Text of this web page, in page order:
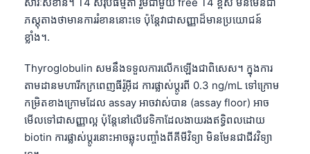
ភស្តុតាងថាមានការរំខាននោះទេ ប៉ុន្តែវាជាសញ្ញាដ៏មានប្រយោជន៍
ខ្លាំង។.
Thyroglobulin សមនឹងទទួលការលើកឡើងជាពិសេស។ ក្នុងការ
តាមដានមហារីកក្រពេញធីរ៉ូអ៊ីដ ការផ្លាស់ប្តូរពី 0.3 ng/mL ទៅក្រោម
កម្រិតខាងក្រោមដែល assay អាចវាស់បាន (assay floor) អាច
មើលទៅជាសញ្ញាល្អ ប៉ុន្តែនៅលើវេទិកាដែលងាយរងឥទ្ធិពលដោយ
biotin ការផ្លាស់ប្តូរនោះអាចឆ្លុះបញ្ចាំងពីគីមីវិទ្យា មិនមែនជាជីវវិទ្យា